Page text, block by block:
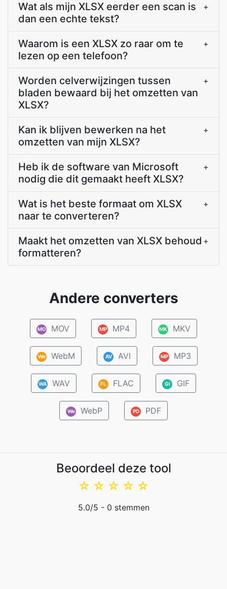
Wat als mijn XLSX eerder een scan is
dan een echte tekst?
+
Waarom is een XLSX zo raar om te
lezen op een telefoon?
+
Worden celverwijzingen tussen
bladen bewaard bij het omzetten van
XLSX?
+
Kan ik blijven bewerken na het
omzetten van mijn XLSX?
+
Heb ik de software van Microsoft
nodig die dit gemaakt heeft XLSX?
+
Wat is het beste formaat om XLSX
naar te converteren?
+
Maakt het omzetten van XLSX behoud
formatteren?
+
Andere converters
MO MOV MP MP4 MK MKV
We WebM AV AVI MP MP3
WA WAV FL FLAC GI GIF
We WebP PD PDF
Beoordeel deze tool
☆
☆
☆
☆
☆
5.0/5 - 0 stemmen